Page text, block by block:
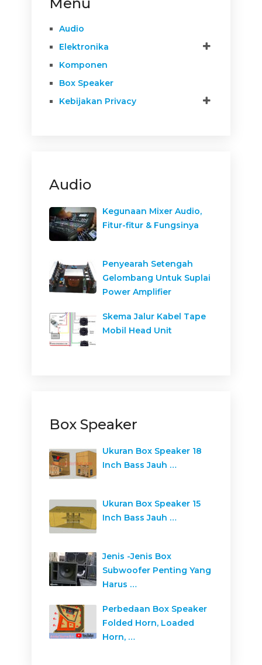
Audio
Elektronika
Komponen
Box Speaker
Kebijakan Privacy
Audio
Kegunaan Mixer Audio,
Fitur-fitur & Fungsinya
Penyearah Setengah
Gelombang Untuk Suplai
Power Amplifier
Skema Jalur Kabel Tape
Mobil Head Unit
Box Speaker
Ukuran Box Speaker 18
Inch Bass Jauh …
Ukuran Box Speaker 15
Inch Bass Jauh …
Jenis -Jenis Box
Subwoofer Penting Yang
Harus …
Perbedaan Box Speaker
Folded Horn, Loaded
Horn, …